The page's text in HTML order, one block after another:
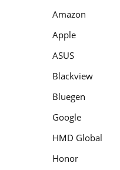
Amazon
Apple
ASUS
Blackview
Bluegen
Google
HMD Global
Honor